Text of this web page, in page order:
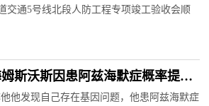
交通5号线北段人防工程专项竣工验收会顺
斯沃斯因患阿兹海默症概率提升
他发现自己存在基因问题，他患阿兹海默症